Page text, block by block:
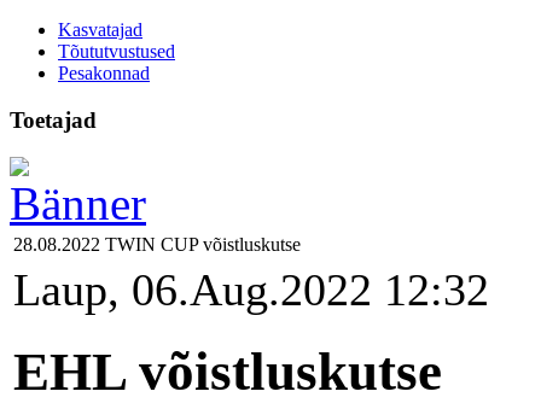
Kasvatajad
Tõututvustused
Pesakonnad
Toetajad
28.08.2022 TWIN CUP võistluskutse
Laup, 06.Aug.2022 12:32
EHL võistluskutse